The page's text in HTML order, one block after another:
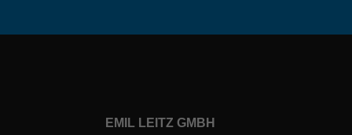
EMIL LEITZ GMBH